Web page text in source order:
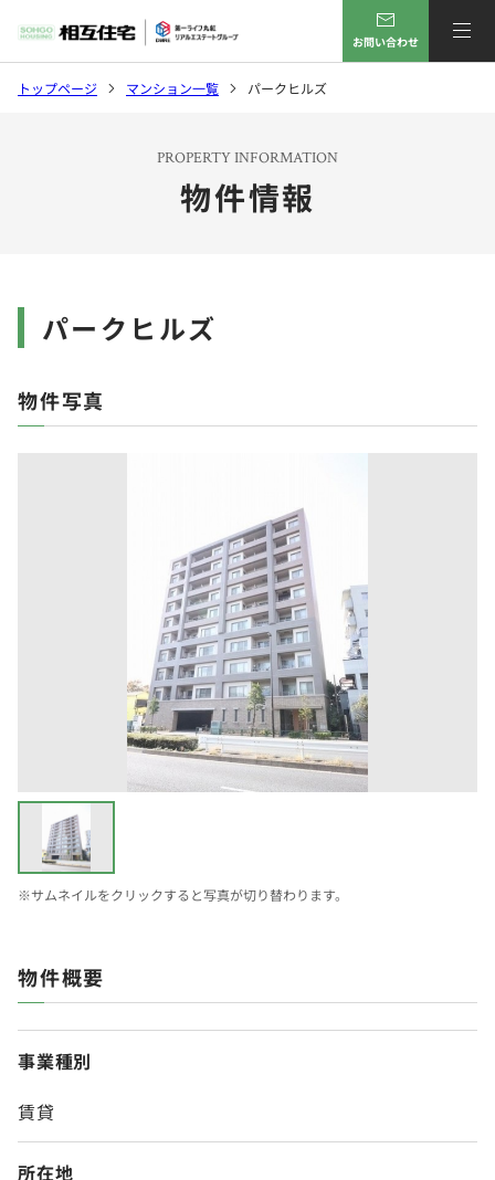
お問い合わせ
トップページ マンション一覧 パークヒルズ
PROPERTY INFORMATION
物件情報
パークヒルズ
物件写真
※サムネイルをクリックすると写真が切り替わります。
物件概要
事業種別
賃貸
所在地